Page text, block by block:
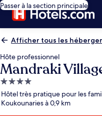
Passer à la section principale
Afficher tous les
Hôte professionnel
Mandraki
Hébergement
4.0 étoiles
Hôtel très pratique pour les
Koukounaries à 0,9 km